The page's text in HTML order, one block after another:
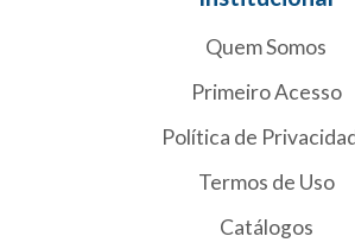
Quem Somos
Primeiro Acesso
Política de
Termos de Uso
Catálogos